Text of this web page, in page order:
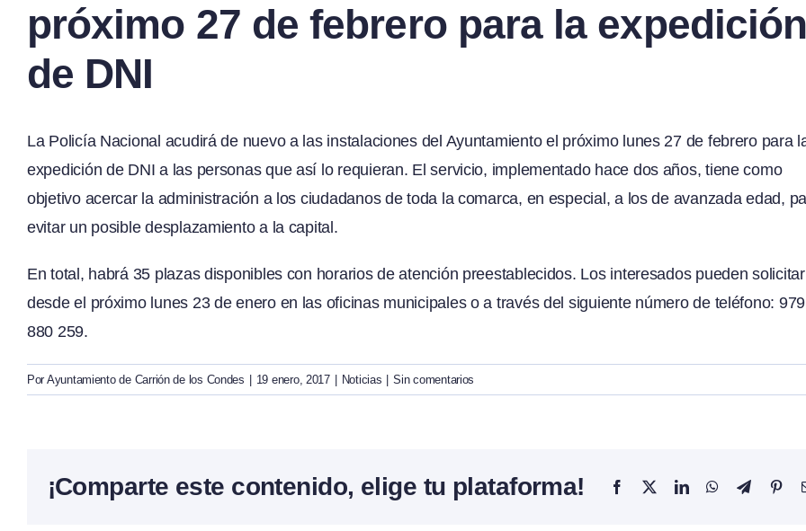
próximo 27 de febrero para la expedición
de DNI
La Policía Nacional acudirá de nuevo a las instalaciones del Ayuntamiento el próximo lunes 27 de febrero para
expedición de DNI a las personas que así lo requieran. El servicio, implementado hace dos años, tiene como
objetivo acercar la administración a los ciudadanos de toda la comarca, en especial, a los de avanzada edad,
evitar un posible desplazamiento a la capital.
En total, habrá 35 plazas disponibles con horarios de atención preestablecidos. Los interesados pueden
desde el próximo lunes 23 de enero en las oficinas municipales o a través del siguiente número de teléfono: 979
880 259.
Por Ayuntamiento de Carrión de los Condes 19 enero, 2017 Noticias Sin comentarios
¡Comparte este contenido, elige tu plataforma! Facebook
X LinkedInWhatsApp
Telegram